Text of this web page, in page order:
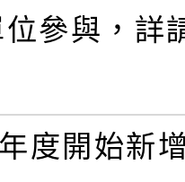
位參與，詳
度開始新